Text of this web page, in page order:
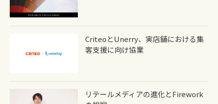
Criteoとunerry、実店舗における集
客支援に向け協業
リテールメディアの進化とFirework